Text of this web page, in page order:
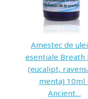
Amestec de
esentiale Breath
(eucalipt,
menta) 10ml
Ancient…